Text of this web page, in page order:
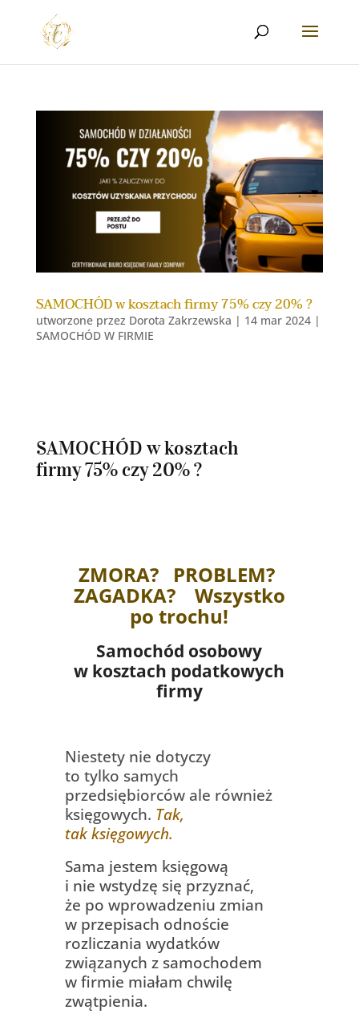
SAMOCHÓD w kosztach firmy 75% czy 20% ?
utworzone przez Dorota Zakrzewska | 14 mar 2024|
SAMOCHÓD W FIRMIE
SAMOCHÓD w kosztach
firmy 75% czy 20% ?
ZMORA? PROBLEM?
ZAGADKA? Wszystko
po trochu!
Samochód osobowy
w kosztach podatkowych
firmy
Niestety nie dotyczy
to tylko samych
przedsiębiorcówale również
księgowych. Tak,
tak księgowych.
Sama jestem księgową
i nie wstydzę się przyznać,
że po wprowadzeniu zmian
w przepisach odnoście
rozliczania wydatków
związanych z samochodem
w firmie miałam chwilę
zwątpienia.